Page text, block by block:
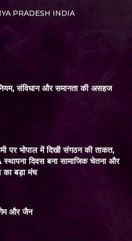
PRADESH INDIA
संविधान और समानता की असहज
पर भोपाल में दिखी संगठन की ताकत,
दिवस बना सामाजिक चेतना और
का बड़ा मंच
गेम और जैन